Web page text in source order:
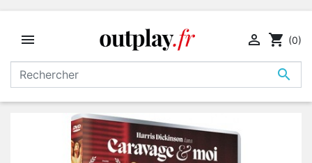


 shopping_cart (0)